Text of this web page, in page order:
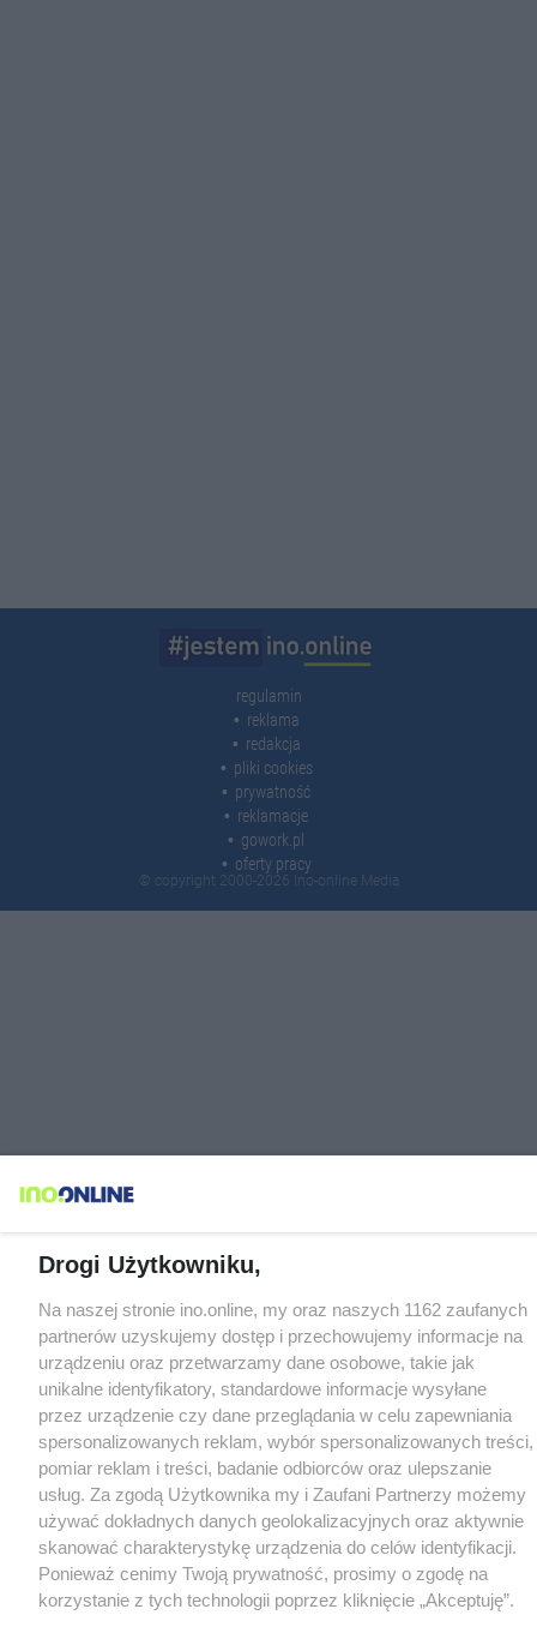
regulamin
reklama
redakcja
pliki cookies
prywatność
reklamacje
gowork.pl
oferty pracy
© copyright 2000-2026 Ino-online Media
Drogi Użytkowniku,
Na naszej stronie ino.online, my oraz naszych 1162 zaufanych
partnerów uzyskujemy dostęp i przechowujemy informacje na
urządzeniu oraz przetwarzamy dane osobowe, takie jak
unikalne identyfikatory, standardowe informacje wysyłane
przez urządzenie czy dane przeglądania w celu zapewniania
spersonalizowanych reklam, wybór spersonalizowanych treści,
pomiar reklam i treści, badanie odbiorców oraz ulepszanie
usług. Za zgodą Użytkownika my i Zaufani Partnerzy możemy
używać dokładnych danych geolokalizacyjnych oraz aktywnie
skanować charakterystykę urządzenia do celów identyfikacji.
Ponieważ cenimy Twoją prywatność, prosimy o zgodę na
korzystanie z tych technologii poprzez kliknięcie „Akceptuję”.